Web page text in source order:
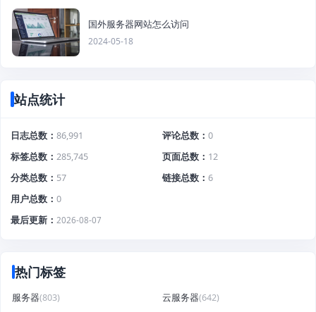
国外服务器网站怎么访问
2024-05-18
站点统计
日志总数 86,991 评论总数
0
标签总数
285,745 页面总数
12
分类总数
57 链接总数
6
用户总数
0
最后更新
2026-08-07
热门标签
服务器(803) 云服务器(642)